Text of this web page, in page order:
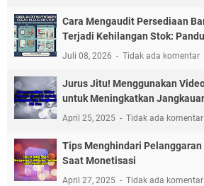
Cara Mengaudit Persediaan
Terjadi Kehilangan Stok:
Juli 08, 2026 Tidak ada komentar
Jurus Jitu! Menggunakan
untuk Meningkatkan
April 25, 2025 Tidak ada komentar
Tips Menghindari
Saat Monetisasi
April 27, 2025 Tidak ada komentar